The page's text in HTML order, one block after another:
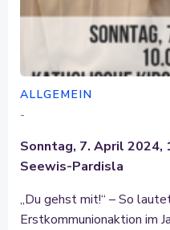
ALLGEMEIN
-
Sonntag, 7. April 2024,
Seewis-Pardisla
„Du gehst mit!“ – So
Erstkommunionaktion im